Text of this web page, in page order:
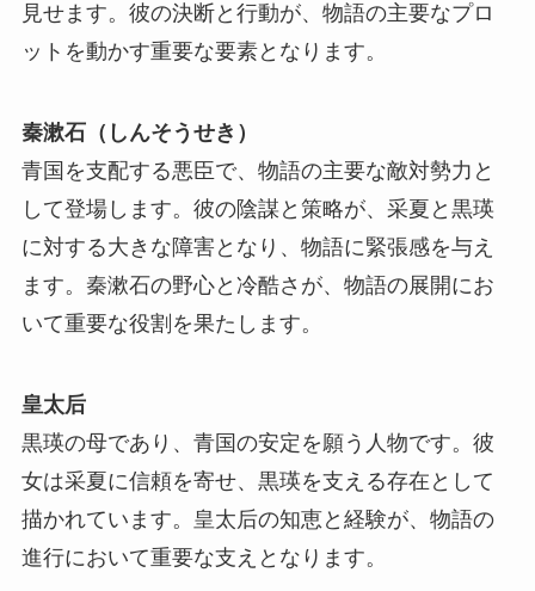
見せます。彼の決断と行動が、物語の主要なプロ
ットを動かす重要な要素となります。
秦漱石（しんそうせき）
青国を支配する悪臣で、物語の主要な敵対勢力と
して登場します。彼の陰謀と策略が、采夏と黒瑛
に対する大きな障害となり、物語に緊張感を与え
ます。秦漱石の野心と冷酷さが、物語の展開にお
いて重要な役割を果たします。
皇太后
黒瑛の母であり、青国の安定を願う人物です。彼
女は采夏に信頼を寄せ、黒瑛を支える存在として
描かれています。皇太后の知恵と経験が、物語の
進行において重要な支えとなります。